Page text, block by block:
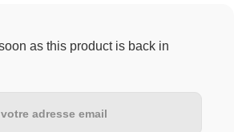
as this product is back in